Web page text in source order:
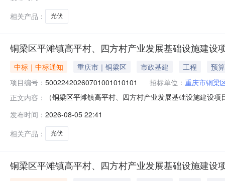
相关产品：
光伏
铜梁区平滩镇高平村、四方村产业发展基础设施建设
中标｜中标通知 重庆市｜铜梁区 市政基建 工程
预
项目编号： 50022420260701001010101 招标单位： 重庆市铜梁
正文内容：
（铜梁区平滩镇高平村、四方村产业发展基础设施建设
11500224450432310A法定代表人熊昕招标代理机构信
发布时间： 2026-08-05 22:41
相关产品：
光伏
铜梁区平滩镇高平村、四方村产业发展基础设施建设